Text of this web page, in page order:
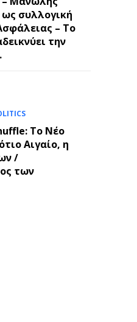
συλλογική
– Το
την
Το Νέο
Αιγαίο, η
/
των